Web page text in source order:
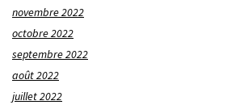
novembre 2022
octobre 2022
septembre 2022
août 2022
juillet 2022